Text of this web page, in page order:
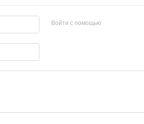
Войти с помощью